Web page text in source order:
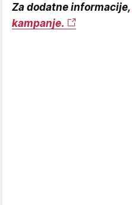
Za dodatne informacije,
kampanje.